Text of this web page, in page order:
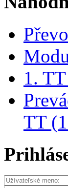
1.
TT